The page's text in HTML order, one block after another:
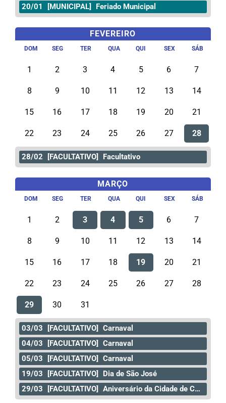
20/01
[MUNICIPAL] Feriado Municipal
FEVEREIRO
DOM SEG TER QUA QUI SEX SÁB
1 2 3 4 5 6 7
8 9 10 11 12 13 14
15 16 17 18 19 20 21
22 23 24 25 26 27 28
28/02 [FACULTATIVO] Facultativo
MARÇO
DOM SEG TER QUA QUI SEX SÁB
1 2 3 4 5 6 7
8 9 10 11 12 13 14
15 16 17 18 19 20 21
22 23 24 25 26 27 28
29 30 31
03/03 [FACULTATIVO]
Carnaval
04/03
[FACULTATIVO]
Carnaval
05/03
[FACULTATIVO]
Carnaval
19/03
[FACULTATIVO]
Dia de São José
29/03
[FACULTATIVO] Aniversário da Cidade de Curitiba